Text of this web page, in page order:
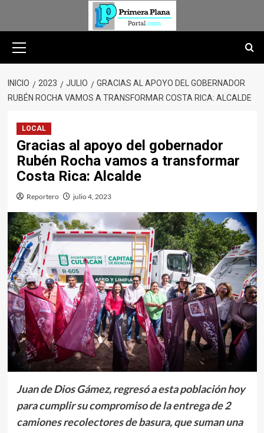
primario
INICIO 2023 JULIO
GRACIAS AL APOYO DEL GOBERNADOR
RUBÉN ROCHA VAMOS A TRANSFORMAR COSTA RICA: ALCALDE
LOCAL
Gracias al apoyo del gobernador
Rubén Rocha vamos a transformar
Costa Rica: Alcalde
Reportero julio 4, 2023
Juan de Dios Gámez, regresó a esta población hoy
para cumplir su compromiso de la entrega de 2
camiones recolectores de basura, que suman una